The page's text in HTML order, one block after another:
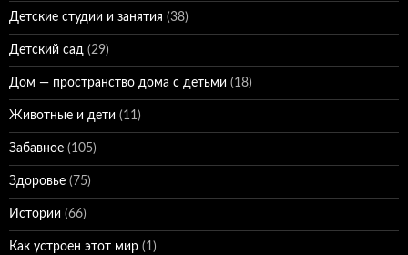
Детские студии и занятия (38)
Детский сад (29)
Дом — пространство дома с детьми (18)
Животные и дети (11)
Забавное (105)
Здоровье (75)
Истории (66)
Как устроен этот мир (1)